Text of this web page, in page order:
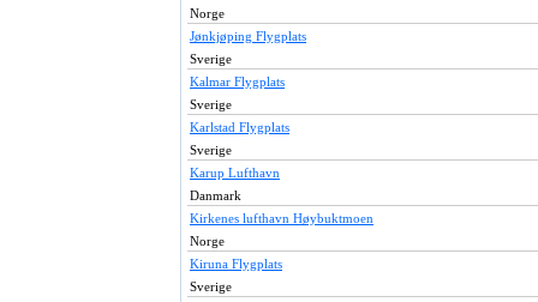
Norge
Jønkjøping Flygplats
Sverige
Kalmar Flygplats
Sverige
Karlstad Flygplats
Sverige
Karup Lufthavn
Danmark
Kirkenes lufthavn Høybuktmoen
Norge
Kiruna Flygplats
Sverige